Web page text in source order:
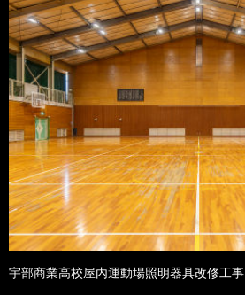
宇部商業高校屋内運動場照明器具改修工事